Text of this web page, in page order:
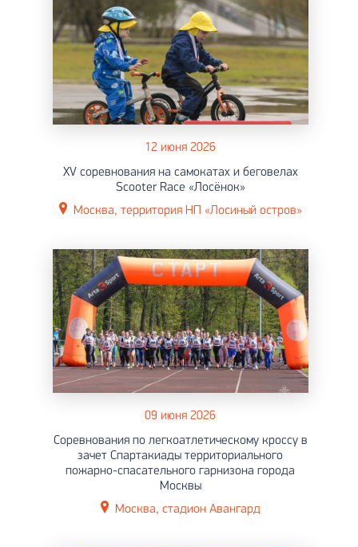
12 июня 2026
XV соревнования на самокатах и беговелах
Scooter Race «Лосёнок»
Москва, территория НП «Лосиный остров»
09 июня 2026
Соревнования по легкоатлетическому кроссу в
зачет Спартакиады территориального
пожарно-спасательного гарнизона города
Москвы
Москва, стадион Авангард